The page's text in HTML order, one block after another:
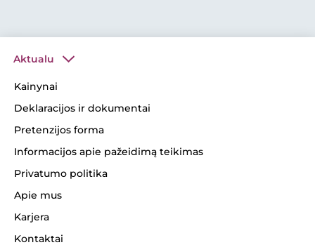
Aktualu
Kainynai
Deklaracijos ir dokumentai
Pretenzijos forma
Informacijos apie pažeidimą teikimas
Privatumo politika
Apie mus
Karjera
Kontaktai